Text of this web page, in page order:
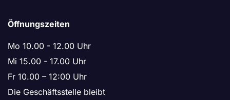
Öffnungszeiten
Mo 10.00 - 12.00 Uhr
Mi 15.00 - 17.00 Uhr
Fr 10.00 – 12:00 Uhr
Die Geschäftsstelle bleibt